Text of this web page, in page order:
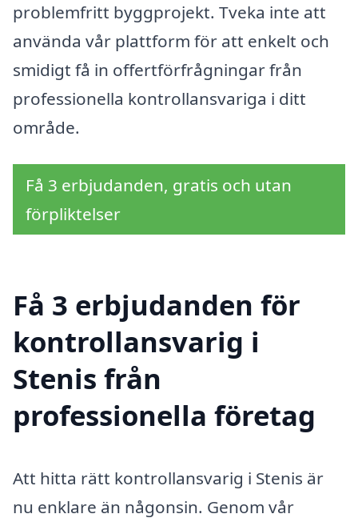
problemfritt byggprojekt. Tveka inte att
använda vår plattform för att enkelt och
smidigt få in offertförfrågningar från
professionella kontrollansvariga i ditt
område.
Få 3 erbjudanden, gratis och utan
förpliktelser
Få 3 erbjudanden för
kontrollansvarig i
Stenis från
professionella företag
Att hitta rätt kontrollansvarig i Stenis är
nu enklare än någonsin. Genom vår